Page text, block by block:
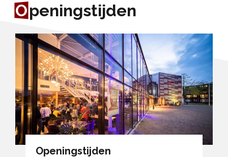
Openingstijden
Openingstijden